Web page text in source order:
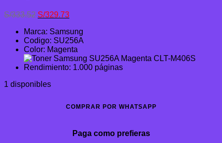
S/333.52 El
original
era:
S/333.52.
S/329.73El
actual
es:
S/329.73.
Marca: Samsung
Codigo: SU256A
Color: Magenta
Rendimiento: 1.000 páginas
1 disponibles
COMPRAR POR WHATSAPP
Paga como prefieras